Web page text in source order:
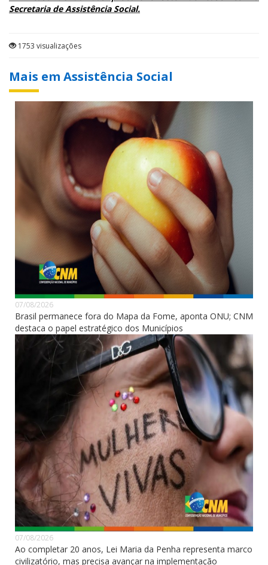
Secretaria de Assistência Social.
1753 visualizações
Mais em Assistência Social
07/08/2026
Brasil permanece fora do Mapa da Fome, aponta ONU; CNM
destaca o papel estratégico dos Municípios
07/08/2026
Ao completar 20 anos, Lei Maria da Penha representa marco
civilizatório, mas precisa avançar na implementação